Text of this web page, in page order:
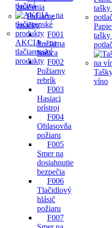
značenia
Požiarne
značky
F001
Požiarna
hadica
F002
Požiarny
rebrík
F003
Hasiaci
prístroj
F004
Ohlasovňa
požiaru
F005
Smer na
dosiahnutie
bezpečia
F006
Tlačidlový
hlásič
požiaru
F007
tlačivá
AKCIA – na
tlačiarenské
produkty
tašky
víno